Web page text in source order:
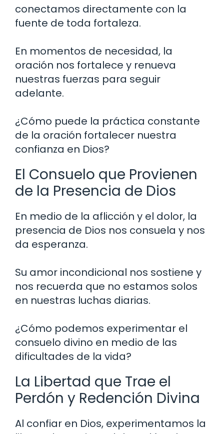
conectamos directamente con la
fuente de toda fortaleza.
En momentos de necesidad, la
oración nos fortalece y renueva
nuestras fuerzas para seguir
adelante.
¿Cómo puede la práctica constante
de la oración fortalecer nuestra
confianza en Dios?
El Consuelo que Provienen
de la Presencia de Dios
En medio de la aflicción y el dolor, la
presencia de Dios nos consuela y nos
da esperanza.
Su amor incondicional nos sostiene y
nos recuerda que no estamos solos
en nuestras luchas diarias.
¿Cómo podemos experimentar el
consuelo divino en medio de las
dificultades de la vida?
La Libertad que Trae el
Perdón y Redención Divina
Al confiar en Dios, experimentamos la